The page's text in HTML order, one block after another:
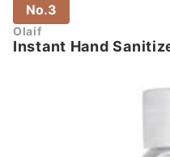
No.3
Olaif
Instant Hand